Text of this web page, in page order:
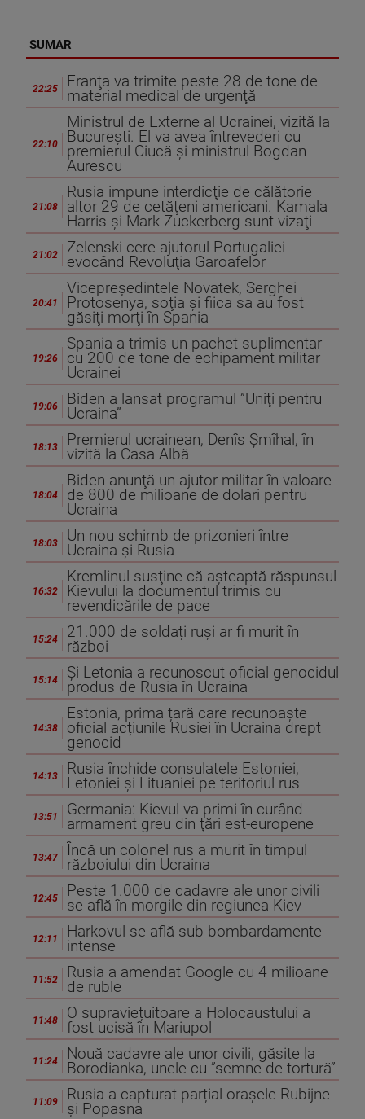
SUMAR
22:25
Franţa va trimite peste 28 de tone de
material medical de urgenţă
22:10
Ministrul de Externe al Ucrainei, vizită la
Bucureşti. El va avea întrevederi cu
premierul Ciucă şi ministrul Bogdan
Aurescu
21:08
Rusia impune interdicţie de călătorie
altor 29 de cetăţeni americani. Kamala
Harris şi Mark Zuckerberg sunt vizaţi
21:02
Zelenski cere ajutorul Portugaliei
evocând Revoluţia Garoafelor
20:41
Vicepreşedintele Novatek, Serghei
Protosenya, soţia şi fiica sa au fost
găsiţi morţi în Spania
19:26
Spania a trimis un pachet suplimentar
cu 200 de tone de echipament militar
Ucrainei
19:06
Biden a lansat programul ”Uniţi pentru
Ucraina”
18:13
Premierul ucrainean, Denîs Şmîhal, în
vizită la Casa Albă
18:04
Biden anunţă un ajutor militar în valoare
de 800 de milioane de dolari pentru
Ucraina
18:03
Un nou schimb de prizonieri între
Ucraina şi Rusia
16:32
Kremlinul susţine că aşteaptă răspunsul
Kievului la documentul trimis cu
revendicările de pace
15:24
21.000 de soldați ruși ar fi murit în
război
15:14
Și Letonia a recunoscut oficial genocidul
produs de Rusia în Ucraina
14:38
Estonia, prima țară care recunoaște
oficial acțiunile Rusiei în Ucraina drept
genocid
14:13
Rusia închide consulatele Estoniei,
Letoniei şi Lituaniei pe teritoriul rus
13:51
Germania: Kievul va primi în curând
armament greu din ţări est-europene
13:47
Încă un colonel rus a murit în timpul
războiului din Ucraina
12:45
Peste 1.000 de cadavre ale unor civili
se află în morgile din regiunea Kiev
12:11
Harkovul se află sub bombardamente
intense
11:52
Rusia a amendat Google cu 4 milioane
de ruble
11:48
O supraviețuitoare a Holocaustului a
fost ucisă în Mariupol
11:24
Nouă cadavre ale unor civili, găsite la
Borodianka, unele cu ”semne de tortură”
11:09
Rusia a capturat parțial orașele Rubijne
și Popasna